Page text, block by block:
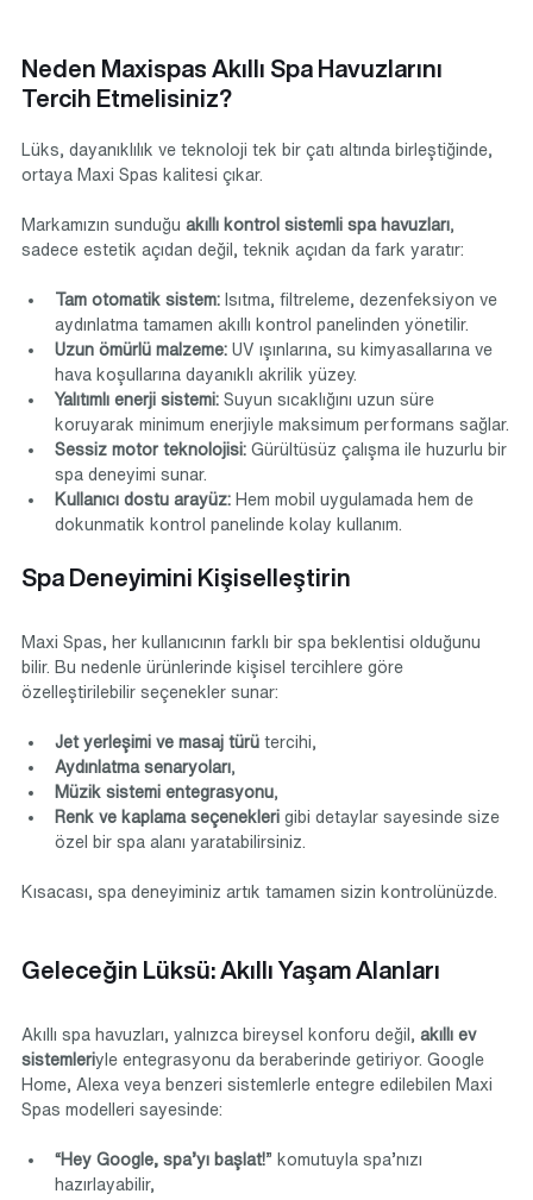
Neden Maxispas Akıllı Spa Havuzlarını
Tercih Etmelisiniz?
Lüks, dayanıklılık ve teknoloji tek bir çatı altında birleştiğinde,
ortaya Maxi Spas kalitesi çıkar.
Markamızın sunduğu akıllı kontrol sistemli spa havuzları,
sadece estetik açıdan değil, teknik açıdan da fark yaratır:
Tam otomatik sistem: Isıtma, filtreleme, dezenfeksiyon ve
aydınlatma tamamen akıllı kontrol panelinden yönetilir.
Uzun ömürlü malzeme: UV ışınlarına, su kimyasallarına ve
hava koşullarına dayanıklı akrilik yüzey.
Yalıtımlı enerji sistemi: Suyun sıcaklığını uzun süre
koruyarak minimum enerjiyle maksimum performans sağlar.
Sessiz motor teknolojisi: Gürültüsüz çalışma ile huzurlu bir
spa deneyimi sunar.
Kullanıcı dostu arayüz: Hem mobil uygulamada hem de
dokunmatik kontrol panelinde kolay kullanım.
Spa Deneyimini Kişiselleştirin
Maxi Spas, her kullanıcının farklı bir spa beklentisi olduğunu
bilir. Bu nedenle ürünlerinde kişisel tercihlere göre
özelleştirilebilir seçenekler sunar:
Jet yerleşimi ve masaj türü tercihi,
Aydınlatma senaryoları,
Müzik sistemi entegrasyonu,
Renk ve kaplama seçenekleri gibi detaylar sayesinde size
özel bir spa alanı yaratabilirsiniz.
Kısacası, spa deneyiminiz artık tamamen sizin kontrolünüzde.
Geleceğin Lüksü: Akıllı Yaşam Alanları
Akıllı spa havuzları, yalnızca bireysel konforu değil, akıllı ev
sistemleriyle entegrasyonu da beraberinde getiriyor. Google
Home, Alexa veya benzeri sistemlerle entegre edilebilen Maxi
Spas modelleri sayesinde:
“Hey Google, spa’yı başlat!” komutuyla spa’nızı
hazırlayabilir,